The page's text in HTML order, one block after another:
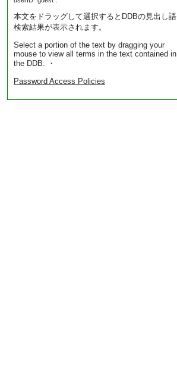
本文をドラッグして選択するとDDBの見出し語
検索結果が表示されます。
Select a portion of the text by dragging your
mouse to view all terms in the text contained in
the DDB. ・
Password Access Policies